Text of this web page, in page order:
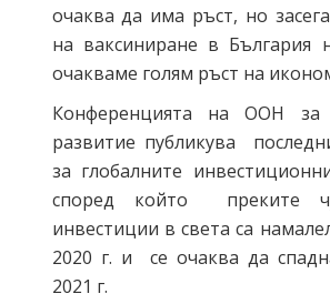
очаква да има ръст, но
на ваксиниране в
очакваме голям ръст на
Конференцията на ООН за
развитие публикува
за глобалните
според който преките
инвестиции в света са
2020 г. и се очаква да
2021 г.